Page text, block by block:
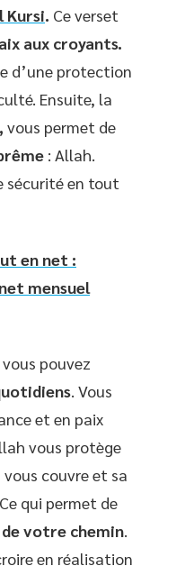
Kursi. Ce verset
aux croyants.
d’une protection
Ensuite, la
vous permet de
: Allah.
sécurité en tout
en net :
mensuel
pouvez
. Vous
et en paix
vous protège
vous couvre et sa
qui permet de
votre chemin.
en réalisation